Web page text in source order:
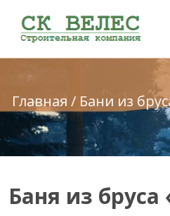
Главная / Бани из
Баня из